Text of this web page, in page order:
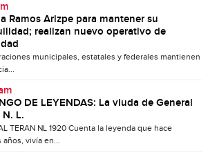
Ramos Arizpe para mantener su
realizan nuevo operativo de
municipales, estatales y federales mantienen
DE LEYENDAS: La viuda de General
N. L.
TERAN NL 1920 Cuenta la leyenda que hace
años, vivía en...